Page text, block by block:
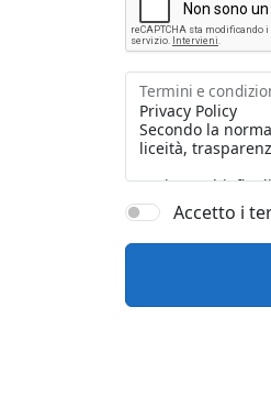
Termini e
Accetto i